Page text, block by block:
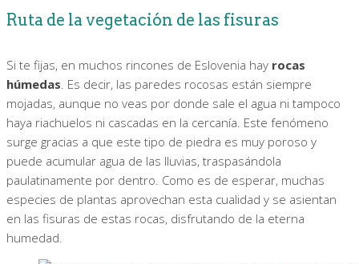
Ruta de la vegetación de las fisuras
Si te fijas, en muchos rincones de Eslovenia hay rocas
húmedas . Es decir, las paredes rocosas están siempre
mojadas, aunque no veas por donde sale el agua ni tampoco
haya riachuelos ni cascadas en la cercanía. Este fenómeno
surge gracias a que este tipo de piedra es muy poroso y
puede acumular agua de las lluvias, traspasándola
paulatinamente por dentro. Como es de esperar, muchas
especies de plantas aprovechan esta cualidad y se asientan
en las fisuras de estas rocas, disfrutando de la eterna
humedad.